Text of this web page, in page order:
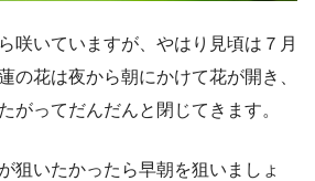
咲いていますが、やはり見頃は７月
の花は夜から朝にかけて花が開き、
がってだんだんと閉じてきます。
狙いたかったら早朝を狙いましょ